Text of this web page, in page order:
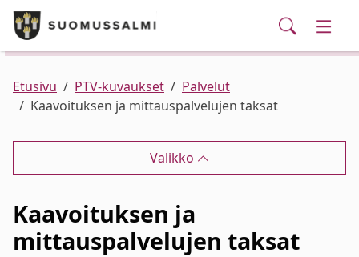
Siirry pääsisältöön
Puhelinluettelo/yhteystiedot
Palvelut
Ajankohtaista
Verkkokauppa
Haku
Kunta ja hallinto
Asuminen ja ympäristö
Elinvoima
Kulttuuri, vapaa-aika ja nuoret
Etusivu PTV-kuvaukset
Palvelut
Kaavoituksen ja mittauspalvelujen taksat
Valikko
Kaavoituksen ja
mittauspalvelujen taksat